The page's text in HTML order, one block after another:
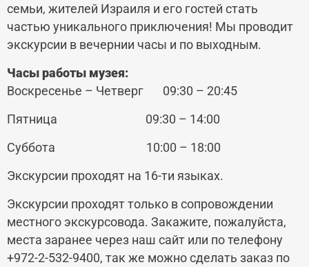
семьи, жителей Израиля и его гостей стать
частью уникального приключения! Мы проводит
экскурсии в вечернии часы и по выходным.
Часы работы музея:
Воскресенье – Четверг 09:30 – 20:45
Пятница 09:30 – 14:00
Суббота 10:00 – 18:00
Экскурсии проходят на 16-ти языках.
Экскурсии проходят только в сопровождении
местного экскурсовода. Закажите, пожалуйста,
места заранее через наш сайт или по телефону
+972-2-532-9400, так же можно сделать заказ по